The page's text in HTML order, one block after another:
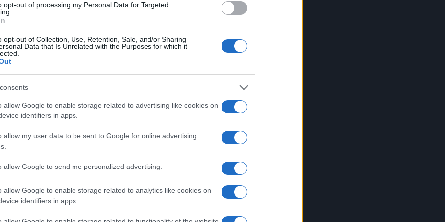
opt-out of processing my Personal Data for Targeted
opt-out of Collection, Use, Retention, Sale, and/or Sharing
Data that Is Unrelated with the Purposes for which it
allow Google to enable storage related to advertising like cookies on
identifiers in apps.
allow my user data to be sent to Google for online advertising
allow Google to send me personalized advertising.
allow Google to enable storage related to analytics like cookies on
identifiers in apps.
l’emergenza. In un contesto di piena emergenza le
ma il sovraccarico di domande e pratiche è
integrazioni salariali per 5,5 miliardi di lavoratori, con
occupato di altri strumenti ordinari di sostegno al
fragilità dell’assetto degli ammortizzatori ponendoci di
a tutti i lavoratori dipendenti la tutela con una copertura
un universalismo delle misure di sostegno al
universale è al contempo permettere di
è stata formata una commissione che dovrà
a una riforma che veda la luce nel più breve tempo
le parti sociali con l’obiettivo di giungere in tempi rapidi
nessuno”